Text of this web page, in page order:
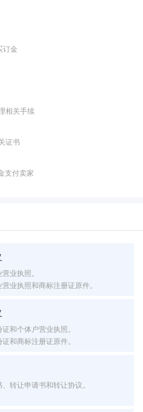
订金
相关手续
证书
支付卖家
业执照。
业执照和商标注册证原件。
和个体户营业执照。
和商标注册证原件。
转让申请书和转让协议。